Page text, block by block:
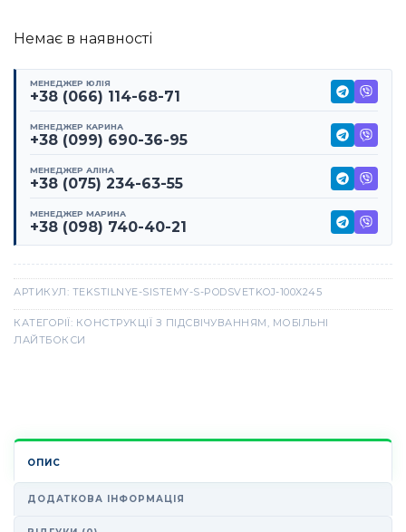
Немає в наявності
МЕНЕДЖЕР ЮЛІЯ
+38 (066) 114-68-71
МЕНЕДЖЕР КАРИНА
+38 (099) 690-36-95
МЕНЕДЖЕР АЛІНА
+38 (075) 234-63-55
МЕНЕДЖЕР МАРИНА
+38 (098) 740-40-21
АРТИКУЛ: TEKSTILNYE-SISTEMY-S-PODSVETKOJ-100X245
КАТЕГОРІЇ: КОНСТРУКЦІЇ З ПІДСВІЧУВАННЯМ
МОБІЛЬНІ
ЛАЙТБОКСИ
ОПИС
ДОДАТКОВА ІНФОРМАЦІЯ